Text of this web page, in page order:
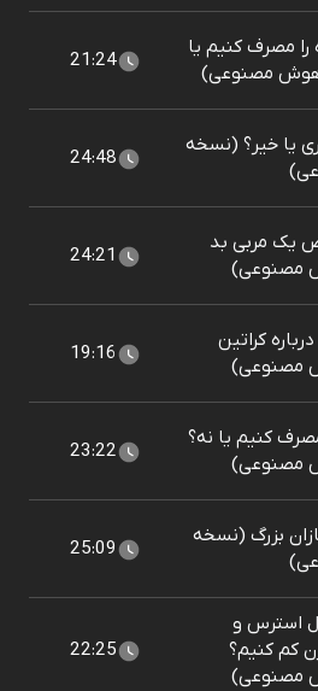
را مصرف کنیم یا
مصنوعی)
21:24
یا خیر؟ (نسخه
24:48
یک مربی بد
مصنوعی)
24:21
کراتین
مصنوعی)
19:16
کنیم یا نه؟
مصنوعی)
23:22
بزرگ (نسخه
25:09
استرس و
کم کنیم؟
مصنوعی)
22:25